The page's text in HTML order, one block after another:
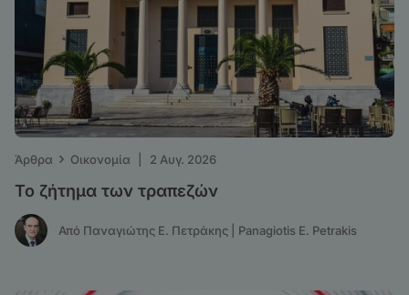
Άρθρα › Οικονομία 2 Αυγ. 2026
Το ζήτημα των τραπεζών
Από Παναγιώτης Ε. Πετράκης | Panagiotis E. Petrakis